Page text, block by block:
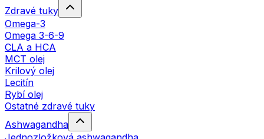
Zdravé tuky
Omega-3
Omega 3-6-9
CLA a HCA
MCT olej
Krilový olej
Lecitín
Rybí olej
Ostatné zdravé tuky
Ashwagandha